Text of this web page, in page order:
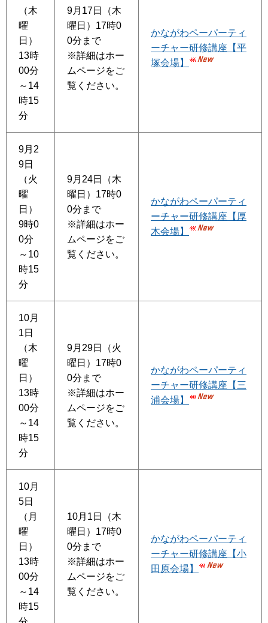
（木
曜
日）
13時
00分
～14
時15
分
9月17日（木
曜日）17時0
0分まで
※詳細はホー
ムページをご
覧ください。
かながわペーパーティ
ーチャー研修講座【平
塚会場】
9月2
9日
（火
曜
日）
9時0
0分
～10
時15
分
9月24日（木
曜日）17時0
0分まで
※詳細はホー
ムページをご
覧ください。
かながわペーパーティ
ーチャー研修講座【厚
木会場】
10月
1日
（木
曜
日）
13時
00分
～14
時15
分
9月29日（火
曜日）17時0
0分まで
※詳細はホー
ムページをご
覧ください。
かながわペーパーティ
ーチャー研修講座【三
浦会場】
10月
5日
（月
曜
日）
13時
00分
～14
時15
10月1日（木
曜日）17時0
0分まで
※詳細はホー
ムページをご
覧ください。
かながわペーパーティ
ーチャー研修講座【小
田原会場】